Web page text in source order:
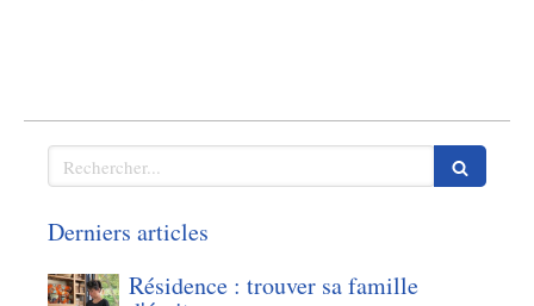
Rechercher
Derniers articles
Résidence : trouver sa famille